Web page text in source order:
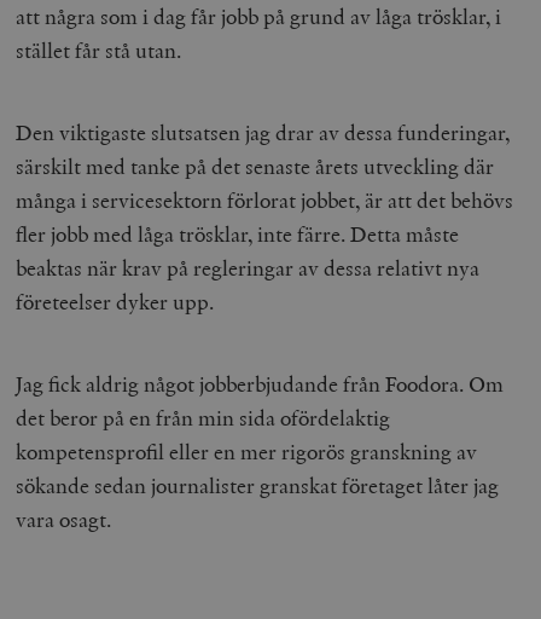
att några som i dag får jobb på grund av låga trösklar, i
stället får stå utan.
Den viktigaste slutsatsen jag drar av dessa funderingar,
särskilt med tanke på det senaste årets utveckling där
många i servicesektorn förlorat jobbet, är att det behövs
fler jobb med låga trösklar, inte färre. Detta måste
beaktas när krav på regleringar av dessa relativt nya
företeelser dyker upp.
Jag fick aldrig något jobberbjudande från Foodora. Om
det beror på en från min sida ofördelaktig
kompetensprofil eller en mer rigorös granskning av
sökande sedan journalister granskat företaget låter jag
vara osagt.